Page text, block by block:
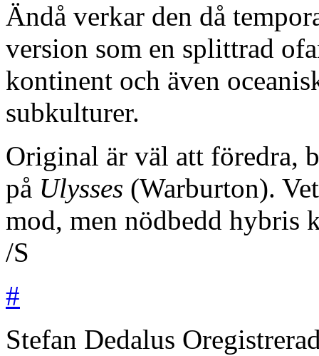
Ändå verkar den då
version som en splittrad
kontinent och även
subkulturer.
Original är väl att föredra,
på Ulysses (Warburton).
mod, men nödbedd hybris
/S
#
Stefan Dedalus